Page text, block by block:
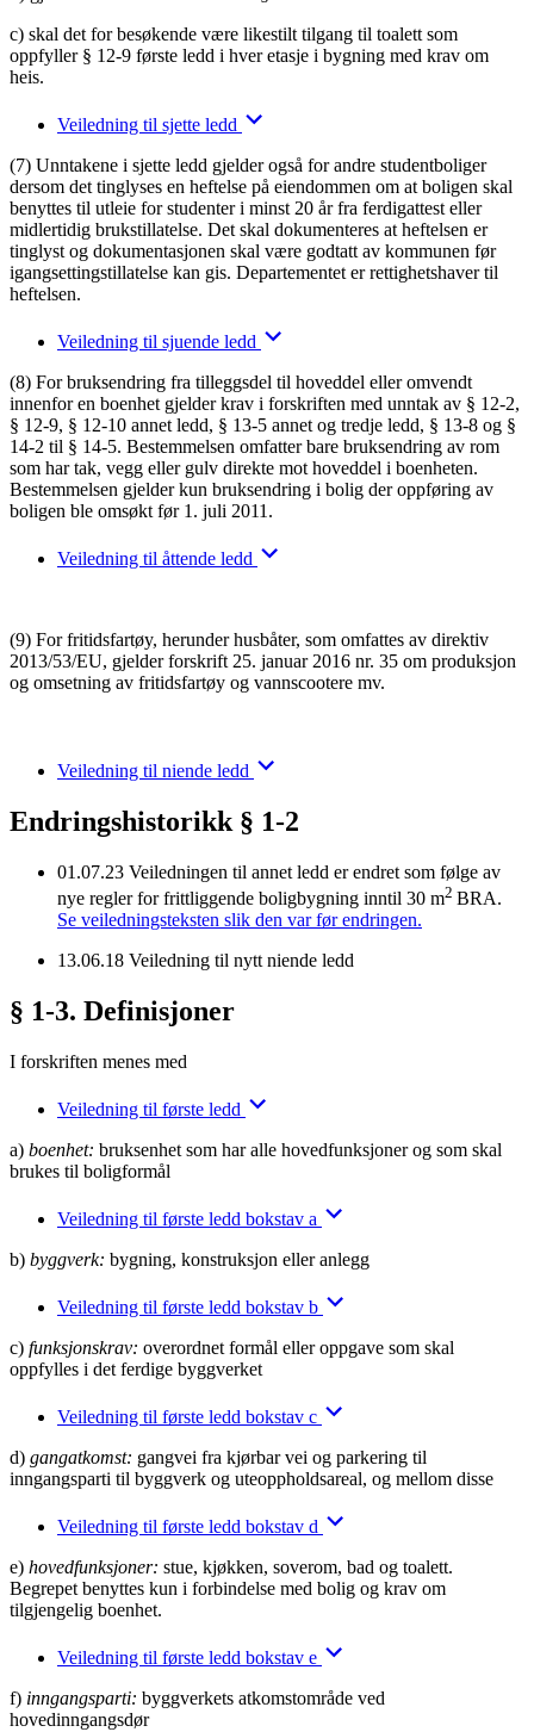
c) skal det for besøkende være likestilt tilgang til toalett som
oppfyller § 12-9 første ledd i hver etasje i bygning med krav om
heis.
Veiledning til sjette ledd
(7) Unntakene i sjette ledd gjelder også for andre studentboliger
dersom det tinglyses en heftelse på eiendommen om at boligen skal
benyttes til utleie for studenter i minst 20 år fra ferdigattest eller
midlertidig brukstillatelse. Det skal dokumenteres at heftelsen er
tinglyst og dokumentasjonen skal være godtatt av kommunen før
igangsettingstillatelse kan gis. Departementet er rettighetshaver til
heftelsen.
Veiledning til sjuende ledd
(8) For bruksendring fra tilleggsdel til hoveddel eller omvendt
innenfor en boenhet gjelder krav i forskriften med unntak av § 12-2,
§ 12-9, § 12-10 annet ledd, § 13-5 annet og tredje ledd, § 13-8 og §
14-2 til § 14-5. Bestemmelsen omfatter bare bruksendring av rom
som har tak, vegg eller gulv direkte mot hoveddel i boenheten.
Bestemmelsen gjelder kun bruksendring i bolig der oppføring av
boligen ble omsøkt før 1. juli 2011.
Veiledning til åttende ledd
(9) For fritidsfartøy, herunder husbåter, som omfattes av direktiv
2013/53/EU, gjelder forskrift 25. januar 2016 nr. 35 om produksjon
og omsetning av fritidsfartøy og vannscootere mv.
Veiledning til niende ledd
Endringshistorikk § 1-2
01.07.23 Veiledningen til annet ledd er endret som følge av
nye regler for frittliggende boligbygning inntil 30 m2 BRA.
Se veiledningsteksten slik den var før endringen.
13.06.18 Veiledning til nytt niende ledd
§ 1-3. Definisjoner
I forskriften menes med
Veiledning til første ledd
a) boenhet: bruksenhet som har alle hovedfunksjoner og som skal
brukes til boligformål
Veiledning til første ledd bokstav a
b) byggverk: bygning, konstruksjon eller anlegg
Veiledning til første ledd bokstav b
c) funksjonskrav: overordnet formål eller oppgave som skal
oppfylles i det ferdige byggverket
Veiledning til første ledd bokstav c
d) gangatkomst: gangvei fra kjørbar vei og parkering til
inngangsparti til byggverk og uteoppholdsareal, og mellom disse
Veiledning til første ledd bokstav d
e) hovedfunksjoner: stue, kjøkken, soverom, bad og toalett.
Begrepet benyttes kun i forbindelse med bolig og krav om
tilgjengelig boenhet.
Veiledning til første ledd bokstav e
f) inngangsparti: byggverkets atkomstområde ved
hovedinngangsdør